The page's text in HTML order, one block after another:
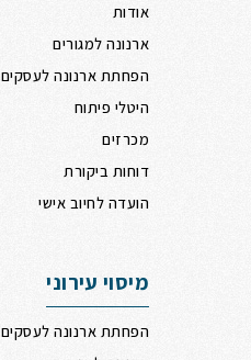
אודות
ארנונה למגורים
הפחתת ארנונה לעסקים
היטלי פיתוח
מכרזים
דוחות ביקורת
הועדה לחיוב אישי
מיסוי עירוני
הפחתת ארנונה לעסקים